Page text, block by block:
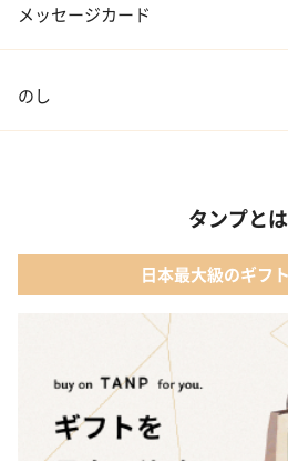
メッセージカード
のし
タンプと
日本最大級のギフ